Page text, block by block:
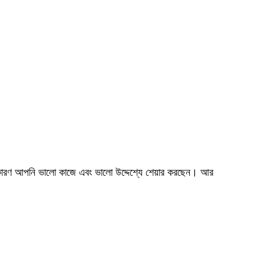
আপনি ভালো কাজে এবং ভালো উদ্দেশ্যে শেয়ার করছেন। আর